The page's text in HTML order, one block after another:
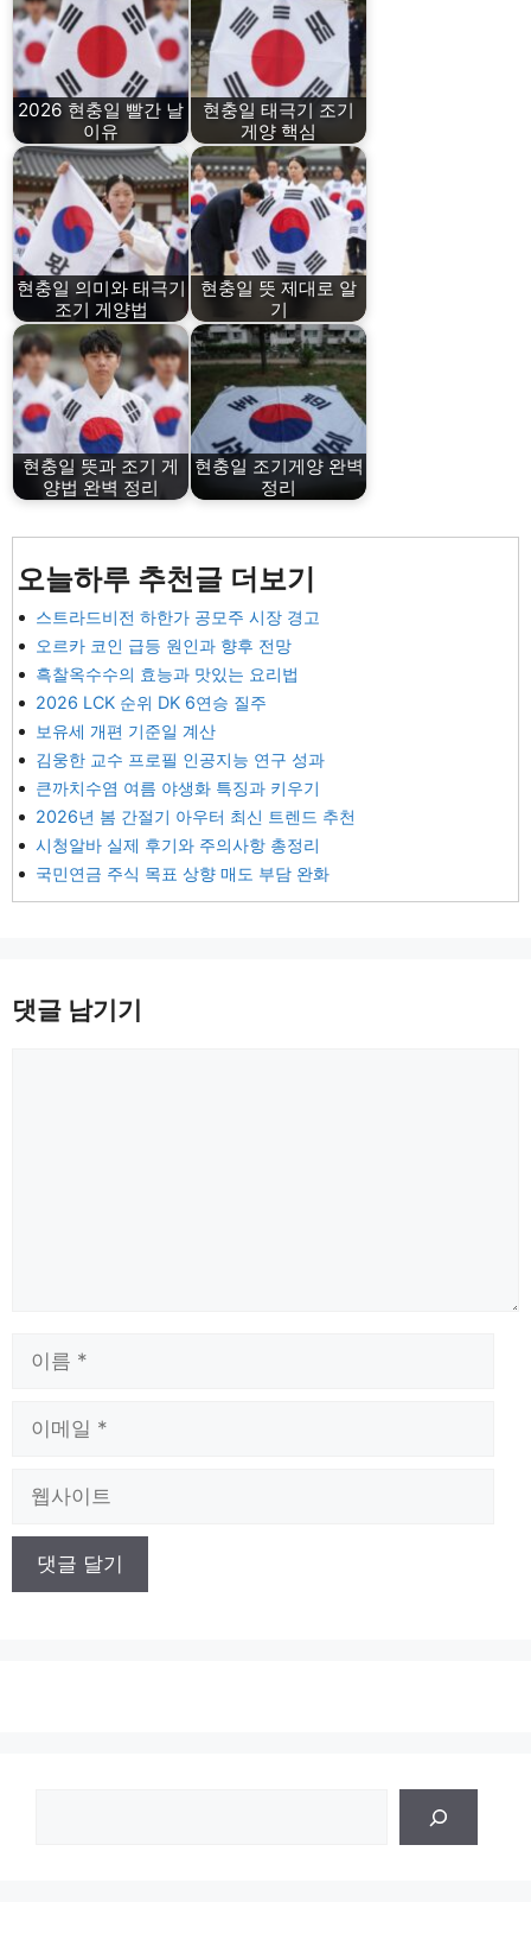
2026 현충일 빨간 날
이유
현충일 태극기 조기
게양 핵심
현충일 의미와 태극기
조기 게양법
현충일 뜻 제대로 알
기
현충일 뜻과 조기 게
양법 완벽 정리
현충일 조기게양 완벽
정리
오늘하루 추천글 더보기
스트라드비전 하한가 공모주 시장 경고
오르카 코인 급등 원인과 향후 전망
흑찰옥수수의 효능과 맛있는 요리법
2026 LCK 순위 DK 6연승 질주
보유세 개편 기준일 계산
김웅한 교수 프로필 인공지능 연구 성과
큰까치수염 여름 야생화 특징과 키우기
2026년 봄 간절기 아우터 최신 트렌드 추천
시청알바 실제 후기와 주의사항 총정리
국민연금 주식 목표 상향 매도 부담 완화
댓글 남기기